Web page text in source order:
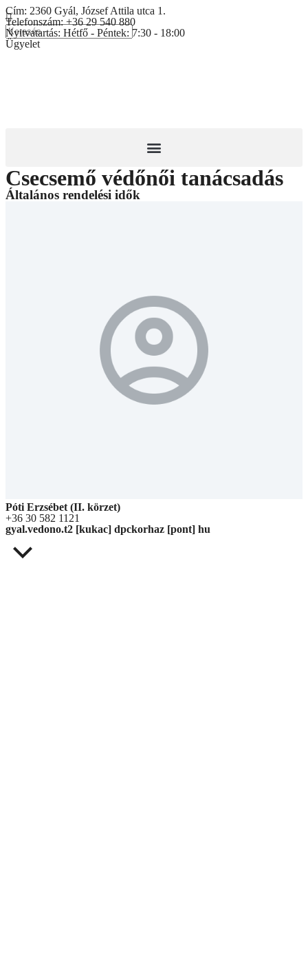
Cím: 2360 Gyál, József Attila utca 1.
Telefonszám:+36 29 540 880
Nyitvatartás: Hétfő - Péntek: 7:30 - 18:00
Ügyelet
Csecsemő védőnői tanácsadás
Általános rendelési idők
Póti Erzsébet (II. körzet)
+36 30 582 1121
gyal.vedono.t2 [kukac] dpckorhaz [pont] hu